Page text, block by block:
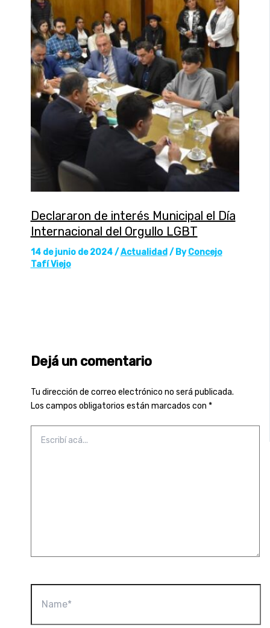
Declararon de interés Municipal el Día
Internacional del Orgullo LGBT
14 de junio de 2024/Actualidad/ ByConcejo
Tafí Viejo
Dejá un comentario
Tu dirección de correo electrónico no será publicada.
Los campos obligatorios están marcados con *
acá...